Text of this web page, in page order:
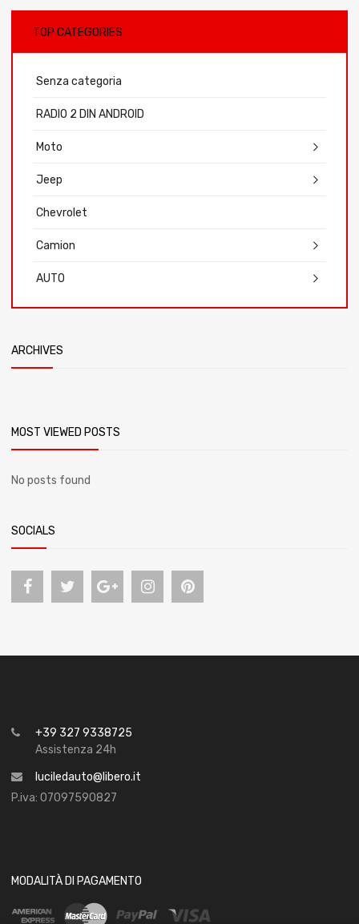
TOP CATEGORIES
Senza categoria
RADIO 2 DIN ANDROID
Moto
Jeep
Chevrolet
Camion
AUTO
ARCHIVES
MOST VIEWED POSTS
No posts found
SOCIALS
+39 327 9338725
Assistenza 24h
luciledauto@libero.it
P.iva: 07097590827
MODALITÀ DI PAGAMENTO